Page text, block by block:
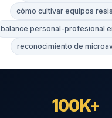
cómo cultivar equipos
balance personal-profesional
reconocimiento de
100K+